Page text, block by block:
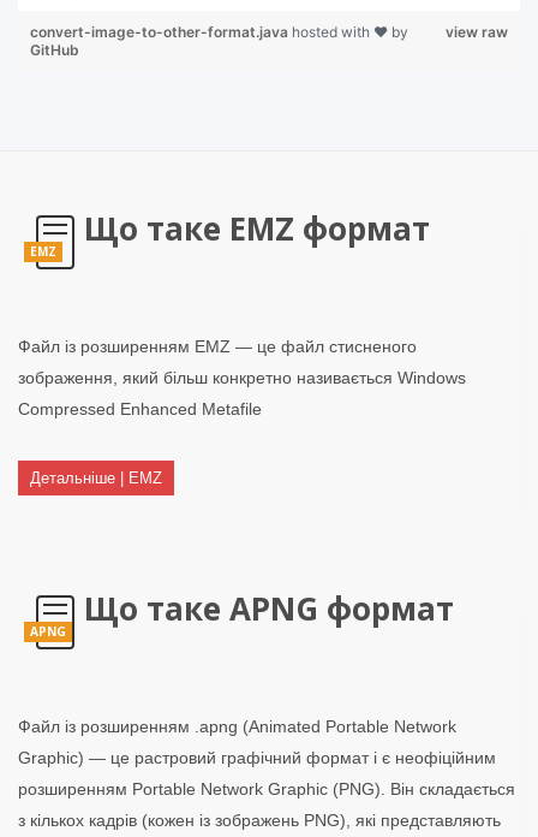
view raw
convert-image-to-other-format.java hosted with ❤ by
GitHub
EMZ
Що таке EMZ формат
Файл із розширенням EMZ — це файл стисненого
зображення, який більш конкретно називається Windows
Compressed Enhanced Metafile
Детальніше | EMZ
APNG
Що таке APNG формат
Файл із розширенням .apng (Animated Portable Network
Graphic) — це растровий графічний формат і є неофіційним
розширенням Portable Network Graphic (PNG). Він складається
з кількох кадрів (кожен із зображень PNG), які представляють